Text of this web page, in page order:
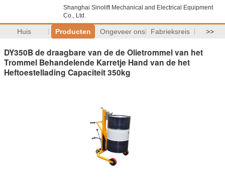
Shanghai Sinolift Mechanical and Electrical Equipment
Co., Ltd.
Huis Producten Ongeveer ons Fabrieksreis >>
DY350B de draagbare van de de Olietrommel van het
Trommel Behandelende Karretje Hand van de het
Heftoestellading Capaciteit 350kg